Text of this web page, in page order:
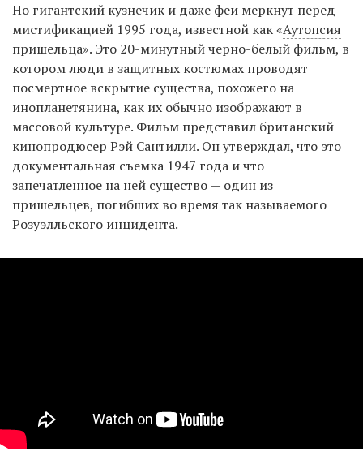
Но гигантский кузнечик и даже феи меркнут перед
мистификацией 1995 года, известной как «Аутопсия
пришельца». Это 20-минутный черно-белый фильм, в
котором люди в защитных костюмах проводят
посмертное вскрытие существа, похожего на
инопланетянина, как их обычно изображают в
массовой культуре. Фильм представил британский
кинопродюсер Рэй Сантилли. Он утверждал, что это
документальная съемка 1947 года и что
запечатленное на ней существо — один из
пришельцев, погибших во время так называемого
Розуэлльского инцидента.